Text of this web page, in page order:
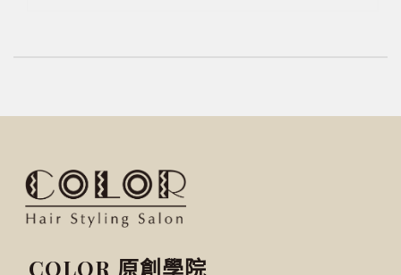
COLOR 原創學院